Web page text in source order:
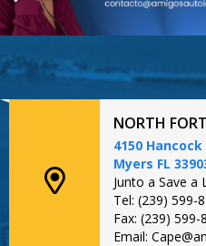
NORTH
4150
Myers FL
Junto a Save a
Tel: (239) 599-
Fax: (239) 599-
Email: